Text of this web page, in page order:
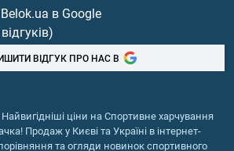
кислоти
в Google
ВІДГУК ПРО НАС В
ціни на Спортивне харчування
Продаж у Києві та Україні в інтернет-
та огляди новинок спортивного